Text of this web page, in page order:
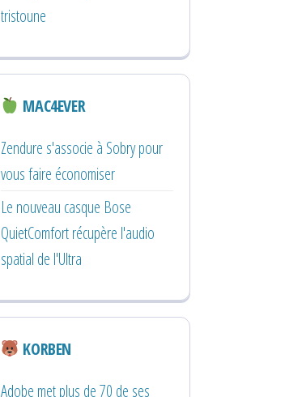
tristoune
MAC4EVER
Zendure s'associe à Sobry pour
vous faire économiser
Le nouveau casque Bose
QuietComfort récupère l'audio
spatial de l'Ultra
KORBEN
Adobe met plus de 70 de ses